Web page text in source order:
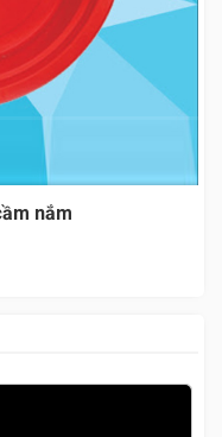
nắm